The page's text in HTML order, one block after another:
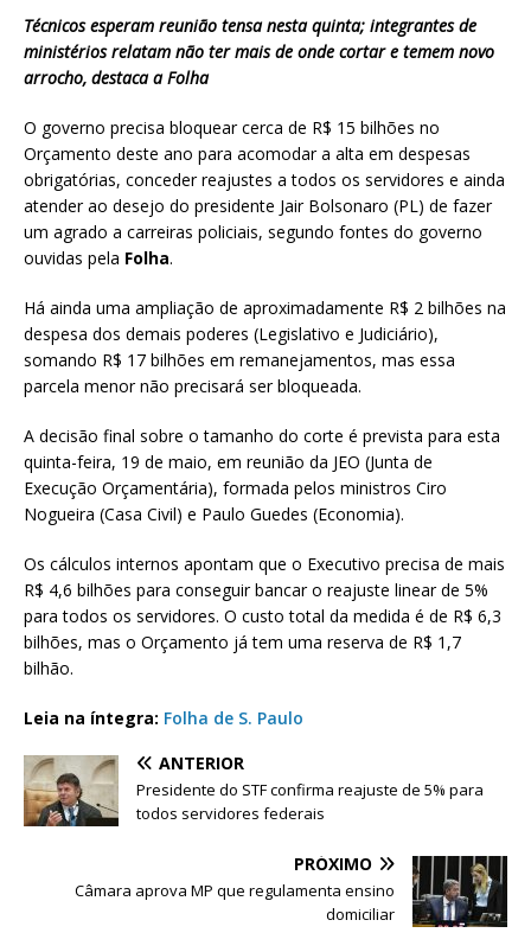
Técnicos esperam reunião tensa nesta quinta; integrantes de
ministérios relatam não ter mais de onde cortar e temem novo
arrocho, destaca a Folha
O governo precisa bloquear cerca de R$ 15 bilhões no
Orçamento deste ano para acomodar a alta em despesas
obrigatórias, conceder reajustes a todos os servidores e ainda
atender ao desejo do presidente Jair Bolsonaro (PL) de fazer
um agrado a carreiras policiais, segundo fontes do governo
ouvidas pela Folha.
Há ainda uma ampliação de aproximadamente R$ 2 bilhões na
despesa dos demais poderes (Legislativo e Judiciário),
somando R$ 17 bilhões em remanejamentos, mas essa
parcela menor não precisará ser bloqueada.
A decisão final sobre o tamanho do corte é prevista para esta
quinta-feira, 19 de maio, em reunião da JEO (Junta de
Execução Orçamentária), formada pelos ministros Ciro
Nogueira (Casa Civil) e Paulo Guedes (Economia).
Os cálculos internos apontam que o Executivo precisa de mais
R$ 4,6 bilhões para conseguir bancar o reajuste linear de 5%
para todos os servidores. O custo total da medida é de R$ 6,3
bilhões, mas o Orçamento já tem uma reserva de R$ 1,7
bilhão.
Leia na íntegra: Folha de S. Paulo
ANTERIOR
Presidente do STF confirma reajuste de 5% para
todos servidores federais
PRÓXIMO
Câmara aprova MP que regulamenta ensino
domiciliar